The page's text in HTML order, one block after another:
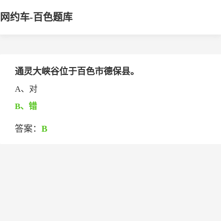
网约车-百色题库
通灵大峡谷位于百色市德保县。
A、对
B、错
答案： B